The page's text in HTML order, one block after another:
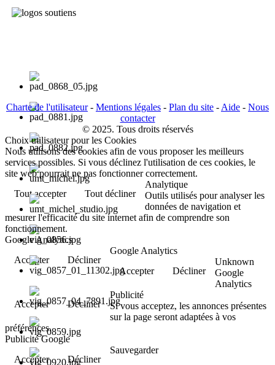
Charte de l'utilisateur- Mentions légales - Plan du site - Aide - Nous
contacter
© 2025. Tous droits réservés
Choix utilisateur pour les Cookies
Nous utilisons des cookies afin de vous proposer les meilleurs
services possibles. Si vous déclinez l'utilisation de ces cookies, le
site web pourrait ne pas fonctionner correctement.
Tout accepter
Tout décliner
Analytique
Outils utilisés pour analyser les
données de navigation et
mesurer l'efficacité du site internet afin de comprendre son
fonctionnement.
Google Analytics
Accepter
Décliner
Google Analytics
Accepter
Décliner
Unknown
Google
Analytics
Accepter
Décliner
Publicité
Si vous acceptez, les annonces présentes
sur la page seront adaptées à vos
préférences.
Publicité Google
Accepter
Décliner
Sauvegarder